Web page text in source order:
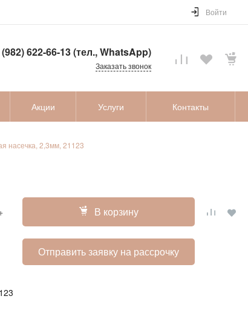
Войти
(982) 622-66-13 (тел., WhatsApp)
Заказать звонок
Акции Услуги Контакты
насечка, 2,3мм, 21123
В корзину
Отправить заявку на рассрочку